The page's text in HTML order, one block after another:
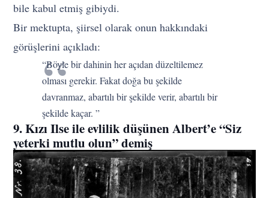
bile kabul etmiş gibiydi.
Bir mektupta, şiirsel olarak onun hakkındaki
görüşlerini açıkladı:
“Böyle bir dahinin her açıdan düzeltilemez
olması gerekir. Fakat doğa bu şekilde
davranmaz, abartılı bir şekilde verir, abartılı bir
şekilde kaçar. ”
9. Kızı Ilse ile evlilik düşünen Albert’e “Siz
yeterki mutlu olun” demiş